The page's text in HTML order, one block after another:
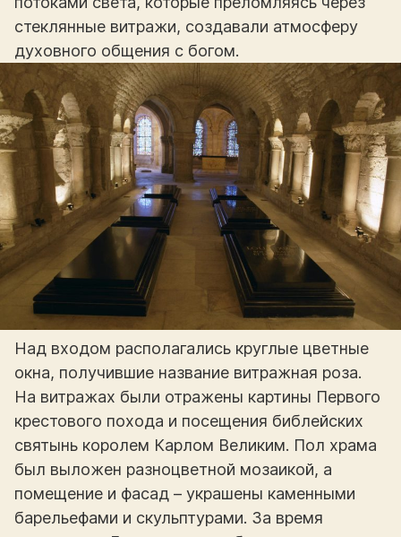
стеклянные витражи, создавали атмосферу
духовного общения с богом.
Над входом располагались круглые цветные
окна, получившие название витражная роза.
На витражах были отражены картины Первого
крестового похода и посещения библейских
святынь королем Карлом Великим. Пол храма
был выложен разноцветной мозаикой, а
помещение и фасад – украшены каменными
барельефами и скульптурами. За время